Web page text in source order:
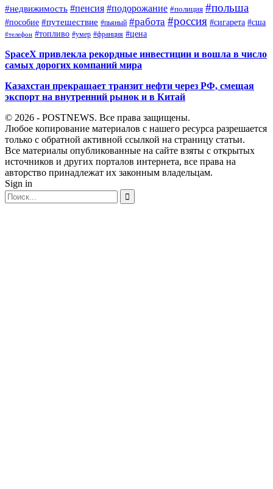
#недвижимость #пенсия #подорожание #полиция #польша
#пособие #путешествие #пьяный #работа #россия #сигарета #сша
#телефон #топливо #умер #франция #цена
SpaceX привлекла рекордные инвестиции и вошла в число
самых дорогих компаний мира
Казахстан прекращает транзит нефти через РФ, смещая
экспорт на внутренний рынок и в Китай
© 2026 - POSTNEWS. Все права защищены.
Любое копирование материалов с нашего ресурса разрешается
только с обратной активной ссылкой на страницу статьи.
Все материалы опубликованные на сайте взяты с открытых
источников и других порталов интернета, все права на
авторство принадлежат их законным владельцам.
Sign in